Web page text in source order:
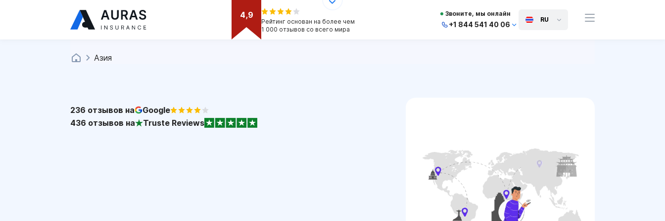
4,9
Рейтинг основан на более чем
1 000 отзывов со всего мира
Звоните, мы онлайн
+1 844 541 40 06
RU
Азия
236 отзывов на
Google
436 отзывов на Truste Reviews